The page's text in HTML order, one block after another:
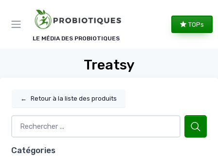
LE MÉDIA DES PROBIOTIQUES
TOPs
Treatsy
← Retour à la liste des produits
Catégories